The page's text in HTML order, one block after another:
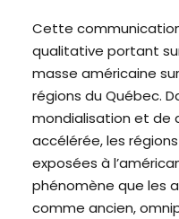
Cette
qualitative portant
masse américaine
régions du Québec.
mondialisation et de
accélérée, les
exposées à
phénomène que les
comme ancien,